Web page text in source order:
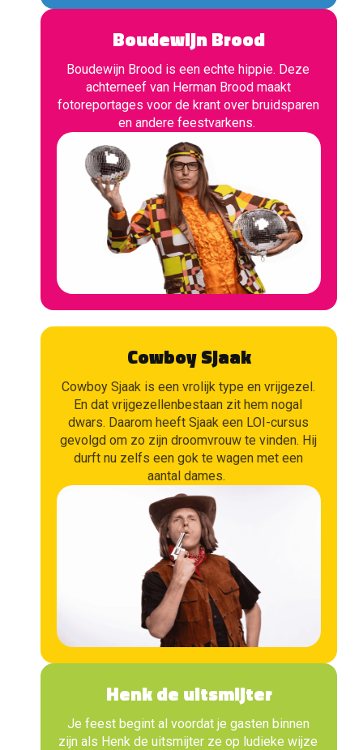
Boudewijn Brood
Boudewijn Brood is een echte hippie. Deze
achterneef van Herman Brood maakt
fotoreportages voor de krant over bruidsparen
en andere feestvarkens.
Cowboy Sjaak
Cowboy Sjaak is een vrolijk type en vrijgezel.
En dat vrijgezellenbestaan zit hem nogal
dwars. Daarom heeft Sjaak een LOI-cursus
gevolgd om zo zijn droomvrouw te vinden. Hij
durft nu zelfs een gok te wagen met een
aantal dames.
Henk de uitsmijter
Je feest begint al voordat je gasten binnen
zijn als Henk de uitsmijter ze op ludieke wijze